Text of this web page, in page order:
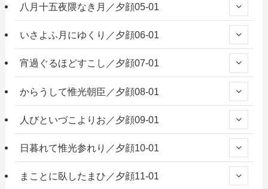
八月十五夜隈なき月／夕顔05-01
いさよふ月にゆくり／夕顔06-01
宵過ぐるほどすこし／夕顔07-01
からうして惟光朝臣／夕顔08-01
人びといづこよりお／夕顔09-01
日暮れて惟光参れり／夕顔10-01
まことに臥したまひ／夕顔11-01